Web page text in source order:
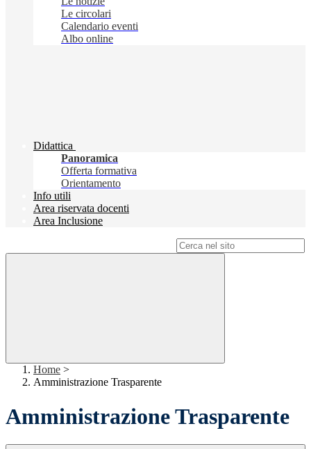
Le circolari
Calendario eventi
Albo online
Didattica
Panoramica
Offerta formativa
Orientamento
Info utili
Area riservata docenti
Area Inclusione
Home >
Amministrazione Trasparente
Amministrazione Trasparente